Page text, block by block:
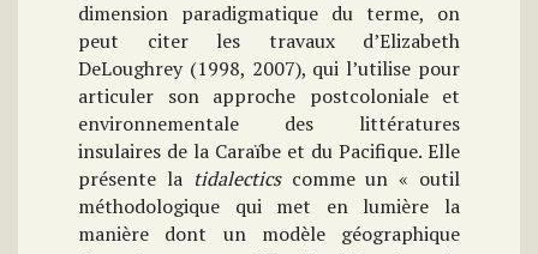
dimension paradigmatique du terme, on
peut citer les travaux d’Elizabeth
DeLoughrey (1998, 2007), qui l’utilise pour
articuler son approche postcoloniale et
environnementale des littératures
insulaires de la Caraïbe et du Pacifique. Elle
présente la tidalectics comme un « outil
méthodologique qui met en lumière la
manière dont un modèle géographique